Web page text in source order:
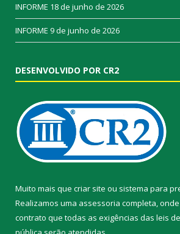
INFORME 18 de junho de 2026
INFORME 9 de junho de 2026
DESENVOLVIDO POR CR2
Muito mais que criar site ou sistema para
Realizamos uma assessoria completa,
contrato que todas as exigências das leis